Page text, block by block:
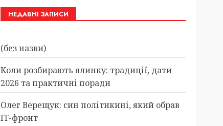
НЕДАВНІ ЗАПИСИ
(без назви)
Коли розбирають ялинку: традиції, дати
2026 та практичні поради
Олег Верещук: син політикині, який обрав
IT-фронт